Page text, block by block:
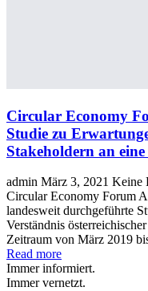
Circular Economy
Studie zu
Stakeholdern an
admin März 3, 2021 Keine
Circular Economy Forum
landesweit durchgeführte
Verständnis
Zeitraum von März 2019
Read more
Immer informiert.
Immer vernetzt.